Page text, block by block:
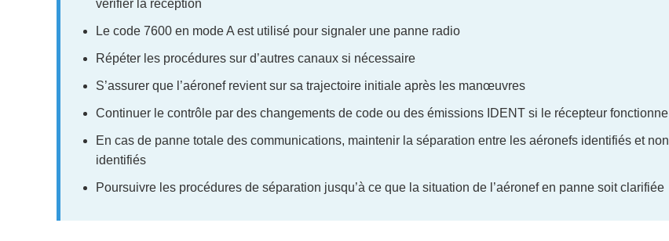
vérifier la réception
Le code 7600 en mode A est utilisé pour signaler une panne radio
Répéter les procédures sur d’autres canaux si nécessaire
S’assurer que l’aéronef revient sur sa trajectoire initiale après les manœuvres
Continuer le contrôle par des changements de code ou des émissions IDENT si le récepteur fonctionne
En cas de panne totale des communications, maintenir la séparation entre les aéronefs identifiés et non
identifiés
Poursuivre les procédures de séparation jusqu’à ce que la situation de l’aéronef en panne soit clarifiée